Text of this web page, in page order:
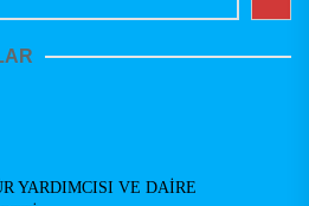
YARDIMCISI VE DAİRE